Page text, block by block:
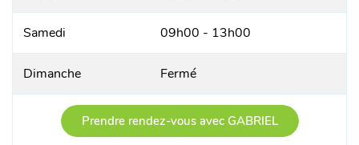
Samedi 09h00 - 13h00
Dimanche Fermé
Prendre rendez-vous avec GABRIEL